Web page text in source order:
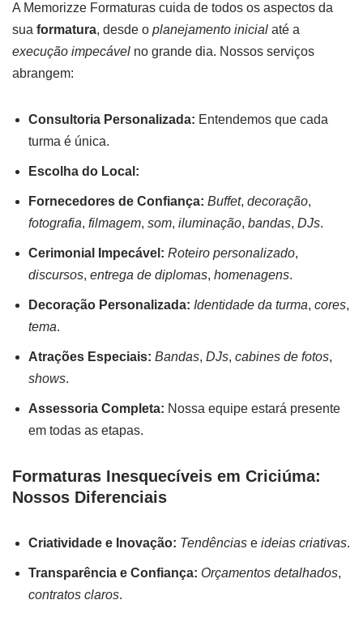
A Memorizze Formaturas cuida de todos os aspectos da
sua formatura, desde o planejamento inicial até a
execução impecável no grande dia. Nossos serviços
abrangem:
Consultoria Personalizada: Entendemos que cada
turma é única.
Escolha do Local:
Fornecedores de Confiança: Buffet, decoração,
fotografia, filmagem, som, iluminação, bandas, DJs.
Cerimonial Impecável: Roteiro personalizado,
discursos, entrega de diplomas, homenagens.
Decoração Personalizada: Identidade da turma, cores,
tema.
Atrações Especiais: Bandas, DJs, cabines de fotos,
shows.
Assessoria Completa: Nossa equipe estará presente
em todas as etapas.
Formaturas Inesquecíveis em Criciúma:
Nossos Diferenciais
Criatividade e Inovação: Tendências e ideias criativas.
Transparência e Confiança: Orçamentos detalhados,
contratos claros.